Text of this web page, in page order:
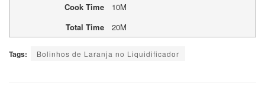
Cook Time
10M
Total Time
20M
Tags: Bolinhos de Laranja no Liquidificador